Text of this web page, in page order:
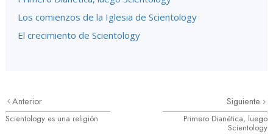
Los comienzos de la Iglesia de Scientology
El crecimiento de Scientology
Anterior
Scientology es una religión
Siguiente
Primero Dianética, luego
Scientology